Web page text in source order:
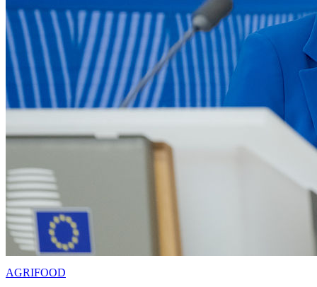
AGRIFOOD